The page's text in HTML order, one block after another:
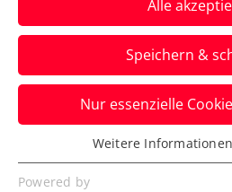
bei ATP-
Prostejov
Der ÖTV-
starker Turnierwoche
Verfasst von: Manuel Wachta,
Alle
Speichern &
Nur essenzielle
Essenziell
Essenzielle Cookies werden für
Weitere
Powered by